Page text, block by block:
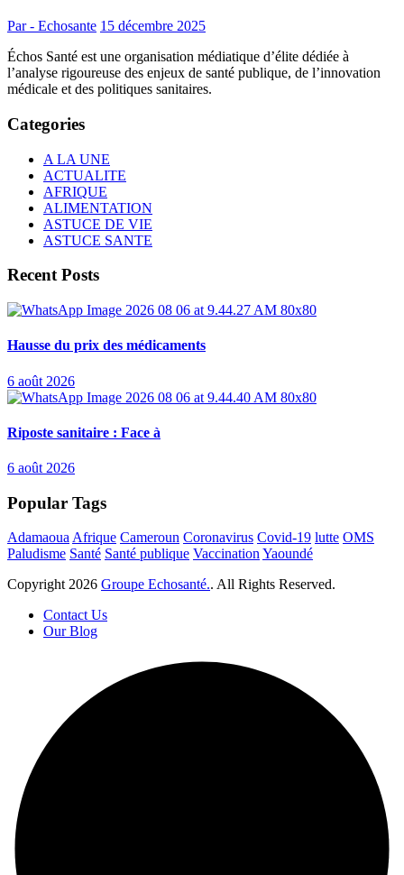
Par - Echosante 15 décembre 2025
Échos Santé est une organisation médiatique d’élite dédiée à
l’analyse rigoureuse des enjeux de santé publique, de l’innovation
médicale et des politiques sanitaires.
Categories
A LA UNE
ACTUALITE
AFRIQUE
ALIMENTATION
ASTUCE DE VIE
ASTUCE SANTE
Recent Posts
Hausse du prix des médicaments
6 août 2026
Riposte sanitaire : Face à
6 août 2026
Popular Tags
AdamaouaAfrique Cameroun Coronavirus Covid-19 lutte OMS
Paludisme Santé Santé publique VaccinationYaoundé
Copyright2026 Groupe Echosanté.. All Rights Reserved.
Contact Us
Our Blog